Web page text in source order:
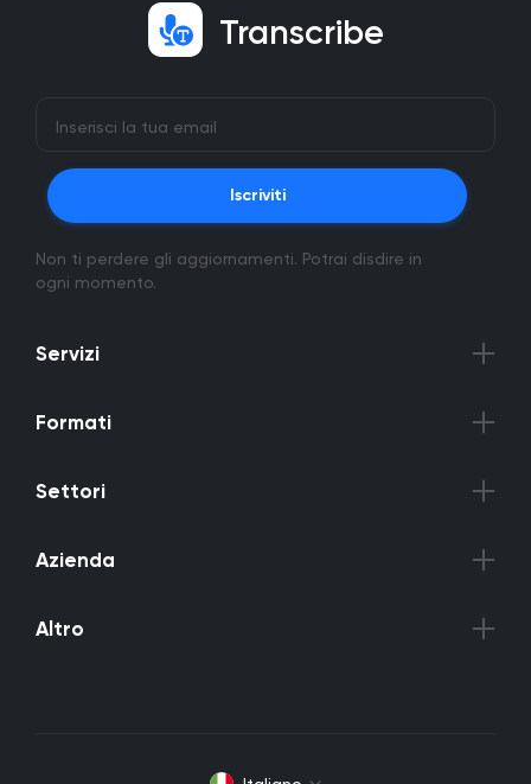
Transcribe
Non ti perdere gli aggiornamenti. Potrai disdire in
ogni momento.
Iscriviti
Servizi
Formati
Settori
Azienda
Altro